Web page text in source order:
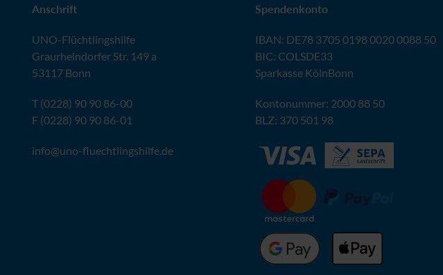
Anschrift
UNO-Flüchtlingshilfe
Graurheindorfer Str. 149 a
53117 Bonn
T (0228) 90 90 86-00
F (0228) 90 90 86-01
info@uno-fluechtlingshilfe.de
Spendenkonto
IBAN: DE78 3705 0198 0020 0088 50
BIC: COLSDE33
Sparkasse KölnBonn
Kontonummer: 2000 88 50
BLZ: 370 501 98